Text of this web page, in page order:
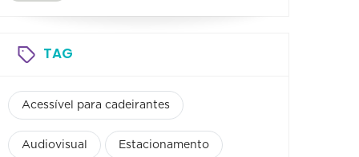
TAG
Acessível para cadeirantes
Audiovisual Estacionamento